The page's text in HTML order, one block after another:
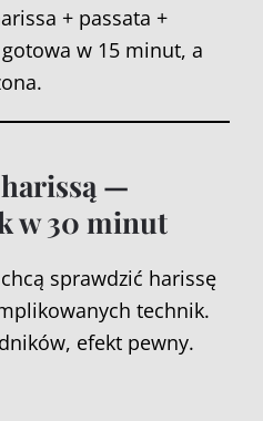
+ passata +
w 15 minut, a
—
w 30 minut
sprawdzić harissę
technik.
efekt pewny.